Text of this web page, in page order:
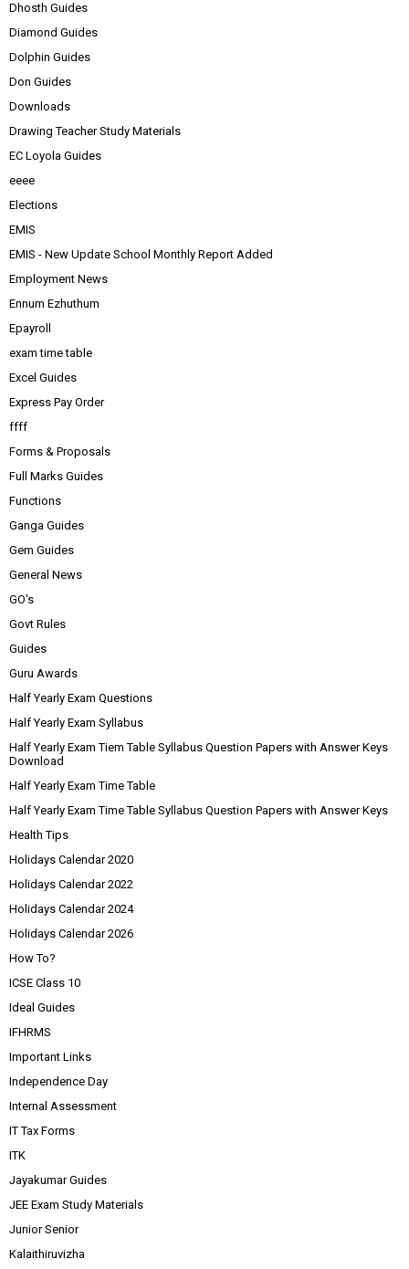
Dhosth Guides
Diamond Guides
Dolphin Guides
Don Guides
Downloads
Drawing Teacher Study Materials
EC Loyola Guides
eeee
Elections
EMIS
EMIS - New Update School Monthly Report Added
Employment News
Ennum Ezhuthum
Epayroll
exam time table
Excel Guides
Express Pay Order
ffff
Forms & Proposals
Full Marks Guides
Functions
Ganga Guides
Gem Guides
General News
GO's
Govt Rules
Guides
Guru Awards
Half Yearly Exam Questions
Half Yearly Exam Syllabus
Half Yearly Exam Tiem Table Syllabus Question Papers with Answer Keys
Download
Half Yearly Exam Time Table
Half Yearly Exam Time Table Syllabus Question Papers with Answer Keys
Health Tips
Holidays Calendar 2020
Holidays Calendar 2022
Holidays Calendar 2024
Holidays Calendar 2026
How To?
ICSE Class 10
Ideal Guides
IFHRMS
Important Links
Independence Day
Internal Assessment
IT Tax Forms
ITK
Jayakumar Guides
JEE Exam Study Materials
Junior Senior
Kalaithiruvizha